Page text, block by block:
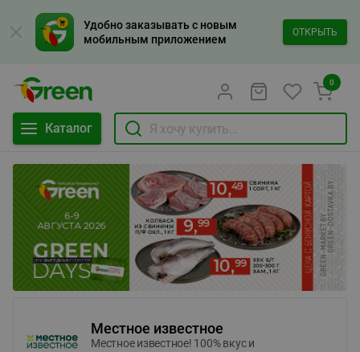
Удобно заказывать с новым
мобильным приложением
ОТКРЫТЬ
Каталог
0
Местное известное
Местное известное! 100% вкус и